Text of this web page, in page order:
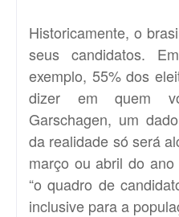
Historicamente, o
seus candidatos.
exemplo, 55% dos
dizer em quem
Garschagen, um
da realidade só será
março ou abril do
“o quadro de
inclusive para a